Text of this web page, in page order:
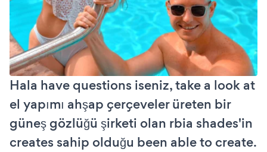
Hala have questions iseniz, take a look at
el yapımı ahşap çerçeveler üreten bir
güneş gözlüğü şirketi olan rbia shades'in
creates sahip olduğu been able to create.